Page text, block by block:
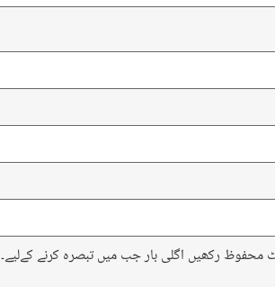
محفوظ رکھیں اگلی بار جب میں تبصرہ کرنے کےلیے۔